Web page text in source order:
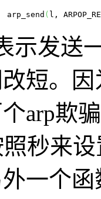
( l,
示发送
短。
arp欺
照秒来
一个函